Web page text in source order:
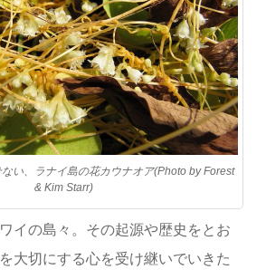
い、ラナイ島の花カウナオア(Photo by Forest
& Kim Starr)
イの島々。その起源や歴史をとお
大切にする心を受け継いでいきた